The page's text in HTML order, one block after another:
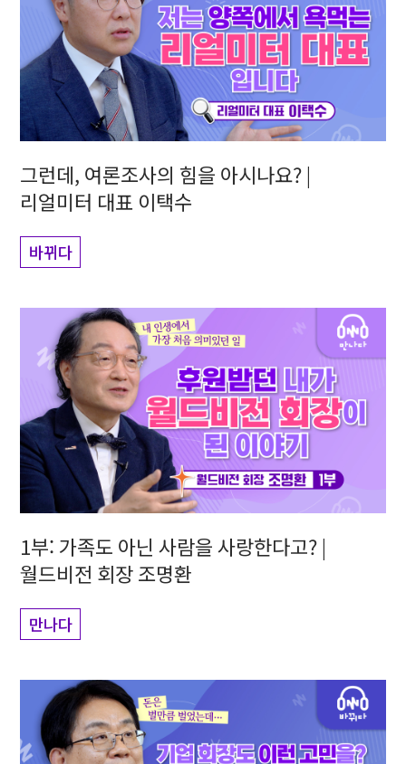
그런데, 여론조사의 힘을 아시나요? |
리얼미터 대표 이택수
바뀌다
1부: 가족도 아닌 사람을 사랑한다고? |
월드비전 회장 조명환
만나다